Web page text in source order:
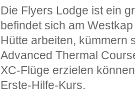
Die Flyers Lodge ist ein
befindet sich am
Hütte arbeiten, kümmern
Advanced Thermal
XC-Flüge erzielen
Erste-Hilfe-Kurs.